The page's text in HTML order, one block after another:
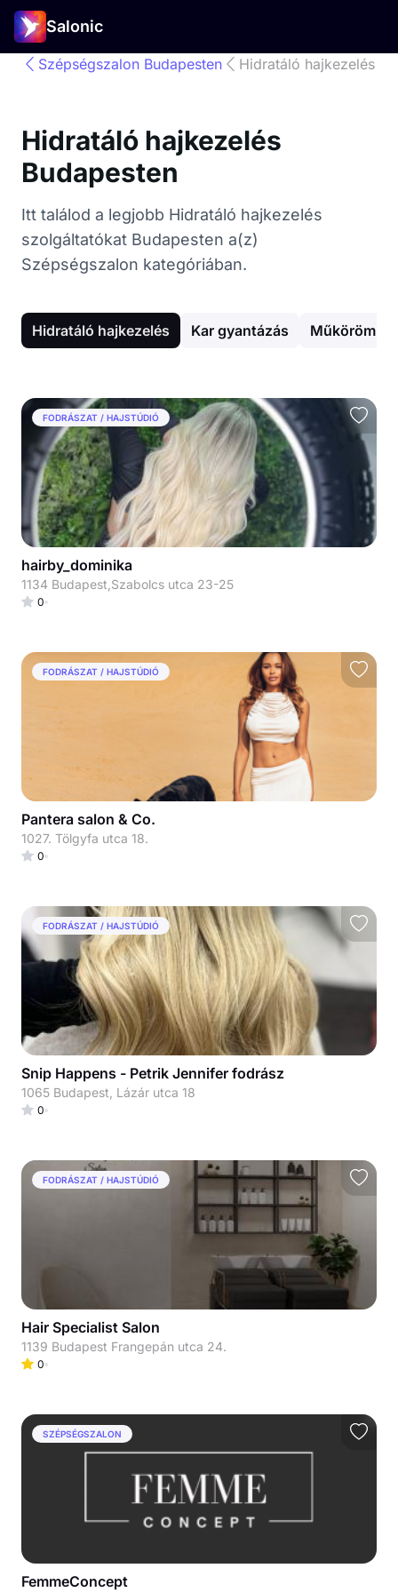
Salonic
Szépségszalon Budapesten Hidratáló hajkezelés
Hidratáló hajkezelés
Budapesten
Itt találod a legjobb Hidratáló hajkezelés
szolgáltatókat Budapesten a(z)
Szépségszalon kategóriában.
Hidratáló hajkezelés Kar gyantázás Műköröm
FODRÁSZAT / HAJSTÚDIÓ
hairby_dominika
1134 Budapest,Szabolcs utca 23-25
0
FODRÁSZAT / HAJSTÚDIÓ
Pantera salon & Co.
1027. Tölgyfa utca 18.
0
FODRÁSZAT / HAJSTÚDIÓ
Snip Happens - Petrik Jennifer fodrász
1065 Budapest, Lázár utca 18
0
FODRÁSZAT / HAJSTÚDIÓ
Hair Specialist Salon
1139 Budapest Frangepán utca 24.
0
SZÉPSÉGSZALON
FemmeConcept